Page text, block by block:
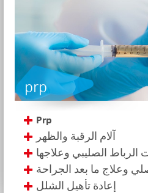
prp
Prp
آلام الرقبة والظهر
الرباط الصليبي وعلاجها
المفصلي وعلاج ما بعد الجراحة
إعادة تأهيل الشلل